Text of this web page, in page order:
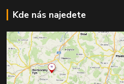
Kde nás najedete